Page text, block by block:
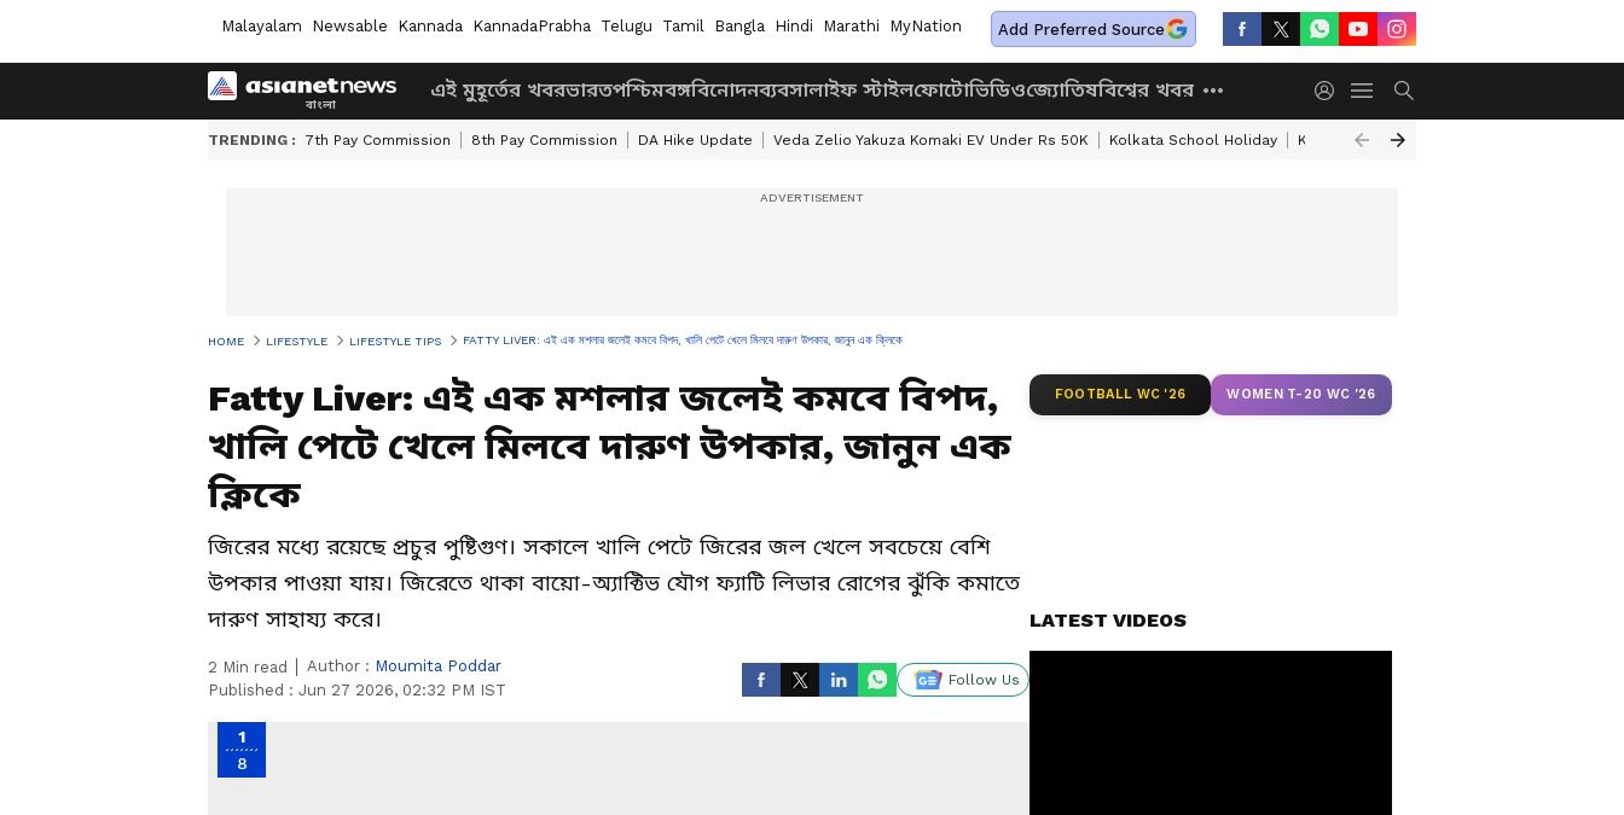
Malayalam Newsable Kannada KannadaPrabha Telugu Tamil Bangla Hindi Marathi MyNation Add Preferred Source
এই মুহূর্তের খবরভারতপশ্চিমবঙ্গবিনোদনব্যবসালাইফ স্টাইলফোটোভিডিওজ্যোতিষবিশ্বের খবর
TRENDING : 7th Pay Commission 8th Pay Commission DA Hike Update Veda Zelio Yakuza Komaki EV Under Rs 50K Kolkata School Holiday Kolkata Weather Update
HOME LIFESTYLE LIFESTYLE TIPS FATTY LIVER: এই এক মশলার জলেই কমবে বিপদ, খালি পেটে খেলে মিলবে দারুণ উপকার, জানুন এক ক্লিকে
Fatty Liver: এই এক মশলার জলেই কমবে বিপদ,
খালি পেটে খেলে মিলবে দারুণ উপকার, জানুন এক
ক্লিকে
জিরের মধ্যে রয়েছে প্রচুর পুষ্টিগুণ। সকালে খালি পেটে জিরের জল খেলে সবচেয়ে বেশি
উপকার পাওয়া যায়। জিরেতে থাকা বায়ো-অ্যাক্টিভ যৌগ ফ্যাটি লিভার রোগের ঝুঁকি কমাতে
দারুণ সাহায্য করে।
2 Min read Author : Moumita Poddar
Published : Jun 27 2026, 02:32 PM IST
Follow Us
1
8
FOOTBALL WC '26 WOMEN T-20 WC '26
LATEST VIDEOS